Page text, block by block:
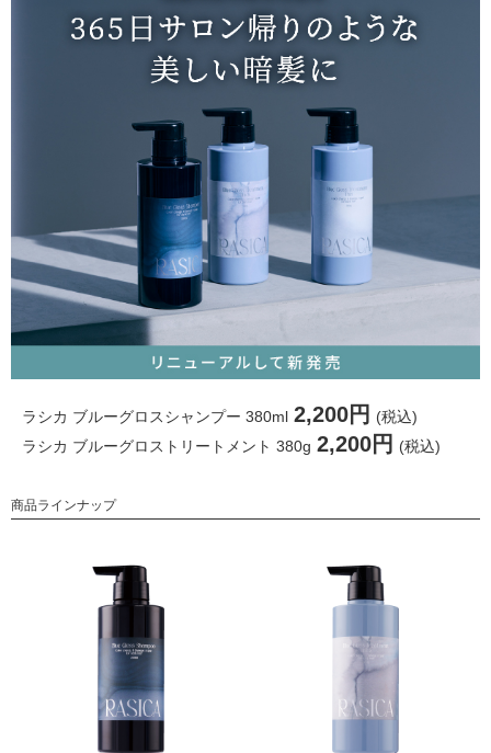
ラシカ ブルーグロスシャンプー 380ml 2,200円 (税込)
ラシカ ブルーグロストリートメント 380g 2,200円 (税込)
商品ラインナップ